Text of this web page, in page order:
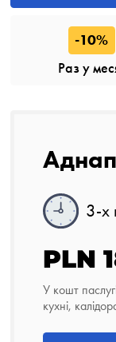
-10%
Раз у
3-х
PLN
У кошт
кухні,